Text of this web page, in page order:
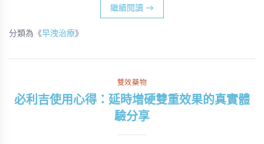
繼續閱讀 →
分類為《早洩治療》
雙效藥物
必利吉使用心得：延時增硬雙重效果的真實體
驗分享